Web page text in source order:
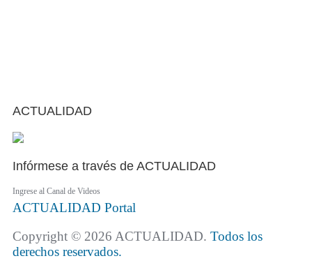
ACTUALIDAD
Infórmese a través de ACTUALIDAD
Ingrese al Canal de Videos
ACTUALIDAD Portal
Copyright © 2026 ACTUALIDAD. Todos los
derechos reservados.